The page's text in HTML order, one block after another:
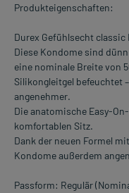
Produkteigenschaften:
Durex Gefühlsecht classic
Diese Kondome sind
eine nominale Breite von
Silikongleitgel befeuchtet
angenehmer.
Die anatomische Easy-
komfortablen Sitz.
Dank der neuen Formel
Kondome außerdem
Passform: Regulär